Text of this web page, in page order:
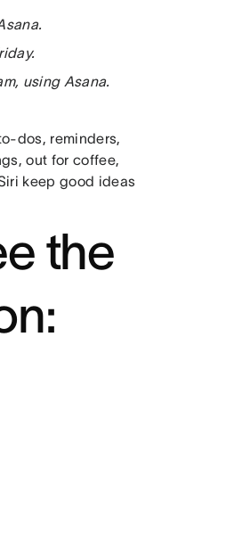
using Asana.
dos, reminders,
out for coffee,
keep good ideas
the